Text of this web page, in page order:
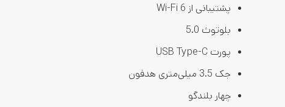
پشتیبانی از Wi-Fi 6
بلوتوث 5.0
پورت USB Type-C
جک 3.5 میلی‌متری هدفون
چهار بلندگو